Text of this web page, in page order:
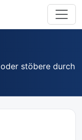
stöbere durch